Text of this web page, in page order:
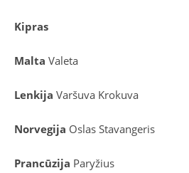
Kipras
Malta Valeta
Lenkija Varšuva Krokuva
Norvegija Oslas Stavangeris
Prancūzija Paryžius